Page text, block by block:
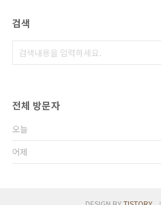
검색
전체 방문자
오늘
어제